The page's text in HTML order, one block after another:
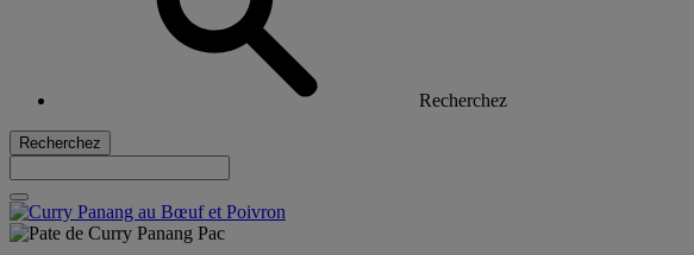
Recherchez
Recherchez